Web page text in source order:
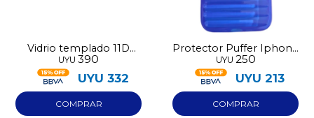
Vidrio templado 11D
para Iphone 13 Pro Max
UYU 390
UYU 332
Protector Puffer Iphone
13 Azul
UYU 250
UYU 213